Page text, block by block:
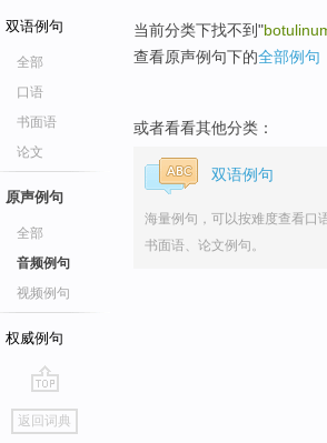
双语例句
全部
口语
书面语
论文
原声例句
全部
音频例句
视频例句
权威例句
go
top
返回词典
当前分类下找不到"
查看原声例句下的全部例句
或者看看其他分类：
双语例句
海量例句，可以按难度查看口语
书面语、论文例句。